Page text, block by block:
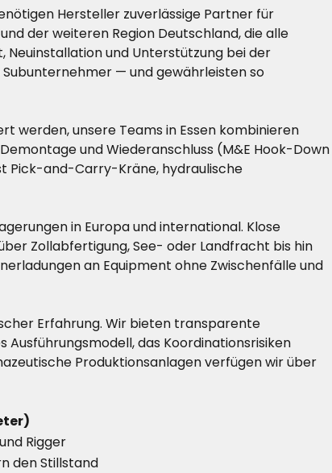
Hersteller zuverlässige Partner für
der weiteren Region Deutschland, die alle
und Unterstützung bei der
— und gewährleisten so
werden, unsere Teams in Essen kombinieren
und Wiederanschluss (M&E Hook-Down
Pick-and-Carry-Kräne, hydraulische
in Europa und international. Klose
Zollabfertigung, See- oder Landfracht bis hin
an Equipment ohne Zwischenfälle und
Erfahrung. Wir bieten transparente
das Koordinationsrisiken
Produktionsanlagen verfügen wir über
Rigger
den Stillstand